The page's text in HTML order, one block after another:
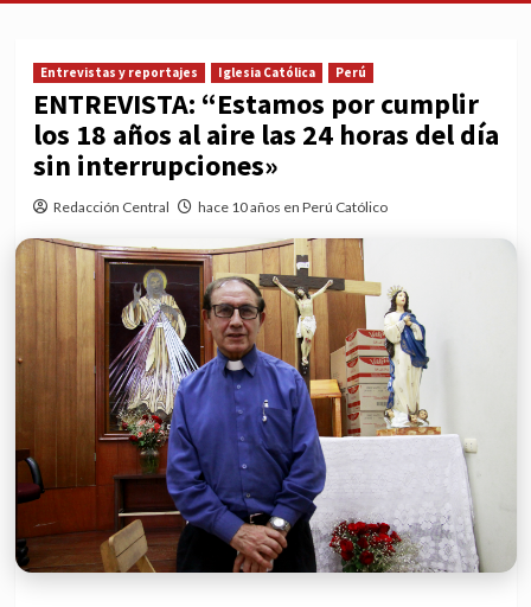
Entrevistas y reportajes Iglesia Católica Perú
ENTREVISTA: “Estamos por cumplir
los 18 años al aire las 24 horas del día
sin interrupciones»
Redacción Central hace 10 años en Perú Católico